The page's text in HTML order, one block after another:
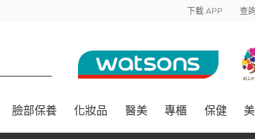
下載 APP 查
臉部保養 化妝品 醫美 專櫃 保健